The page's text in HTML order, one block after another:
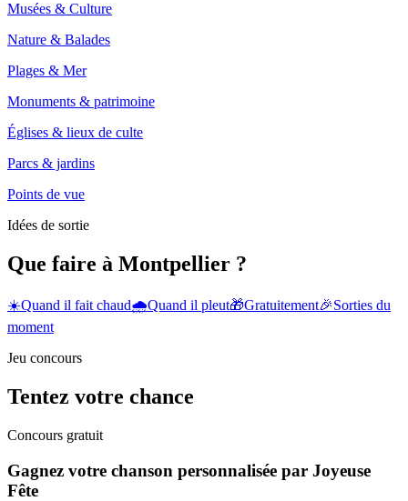
Musées & Culture
Nature & Balades
Plages & Mer
Monuments & patrimoine
Églises & lieux de culte
Parcs & jardins
Points de vue
Idées de sortie
Que faire à Montpellier ?
☀️Quand il fait chaud🌧️Quand il pleut🎁Gratuitement🎉Sorties du
moment
Jeu concours
Tentez votre chance
Concours gratuit
Gagnez votre chanson personnalisée par Joyeuse
Fête